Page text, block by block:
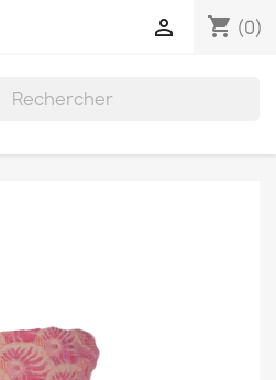
shopping_cart (0)
